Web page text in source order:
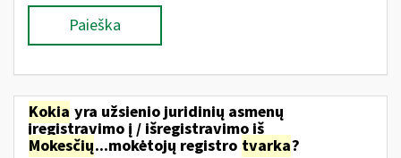
Paieška
Kokia yra užsienio juridinių asmenų
įregistravimo į / išregistravimo iš
Mokesčių...mokėtojų registro tvarka?